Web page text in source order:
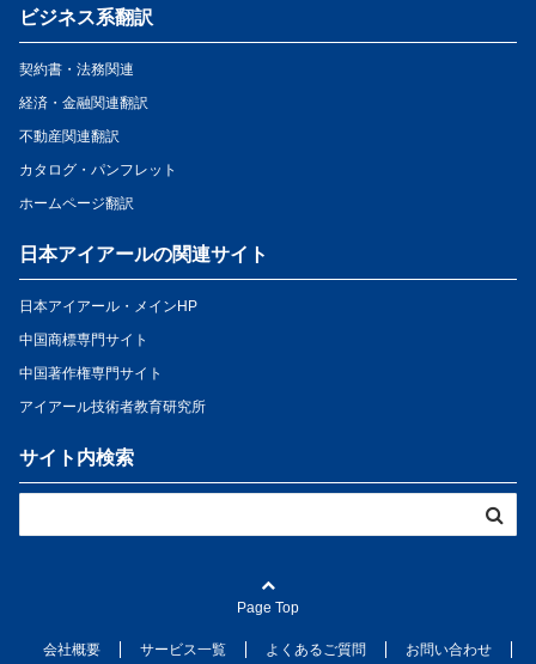
ビジネス系翻訳
契約書・法務関連
経済・金融関連翻訳
不動産関連翻訳
カタログ・パンフレット
ホームページ翻訳
日本アイアールの関連サイト
日本アイアール・メインHP
中国商標専門サイト
中国著作権専門サイト
アイアール技術者教育研究所
サイト内検索
Page Top
会社概要 サービス一覧 よくあるご質問 お問い合わせ